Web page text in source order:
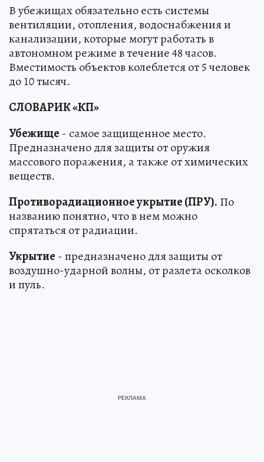
В убежищах обязательно есть системы
вентиляции, отопления, водоснабжения и
канализации, которые могут работать в
автономном режиме в течение 48 часов.
Вместимость объектов колеблется от 5 человек
до 10 тысяч.
СЛОВАРИК «КП»
Убежище - самое защищенное место.
Предназначено для защиты от оружия
массового поражения, а также от химических
веществ.
Противорадиационное укрытие (ПРУ). По
названию понятно, что в нем можно
спрятаться от радиации.
Укрытие - предназначено для защиты от
воздушно-ударной волны, от разлета осколков
и пуль.